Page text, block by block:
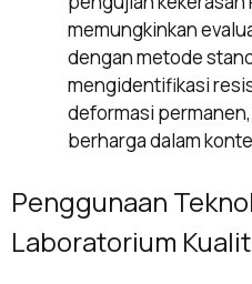
memungkinkan
dengan metode
mengidentifikasi
deformasi
berharga dalam
Penggunaan
Laboratorium